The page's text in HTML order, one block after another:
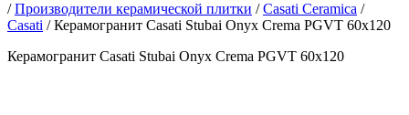
/Производители керамической плитки /Casati Ceramica /
Casati / Керамогранит Casati Stubai Onyx Crema PGVT 60x120
Керамогранит Casati Stubai Onyx Crema PGVT 60x120